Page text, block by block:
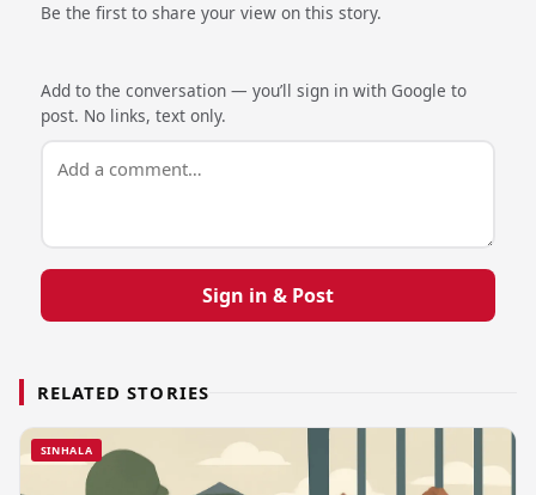
Be the first to share your view on this story.
Add to the conversation — you’ll sign in with Google to
post. No links, text only.
Sign in & Post
RELATED STORIES
SINHALA